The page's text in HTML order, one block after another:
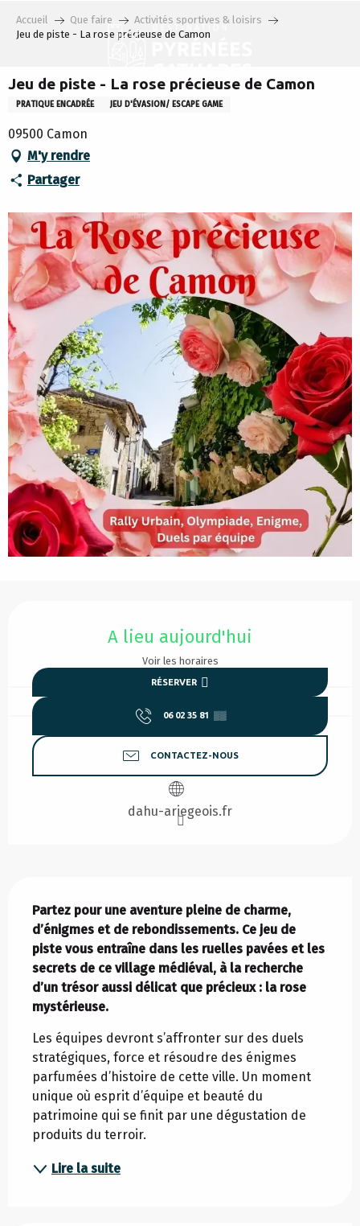
Accueil Que faire
Activités sportives & loisirs
Jeu de piste - La rose précieuse de Camon
Jeu de piste - La rose précieuse de Camon
PRATIQUE ENCADRÉE JEU D'ÉVASION/ ESCAPE GAME
09500 Camon
M'y rendre
Partager
A lieu aujourd'hui
Voir les horaires
RÉSERVER
06 02 35 81 ▒▒
CONTACTEZ-NOUS
dahu-ariegeois.fr
Partez pour une aventure pleine de charme,
d’énigmes et de rebondissements. Ce jeu de
piste vous entraîne dans les ruelles pavées et les
secrets de ce village médiéval, à la recherche
d’un trésor aussi délicat que précieux : la rose
mystérieuse.
Les équipes devront s’affronter sur des duels
stratégiques, force et résoudre des énigmes
parfumées d’histoire de cette ville. Un moment
unique où esprit d’équipe et beauté du
patrimoine qui se finit par une dégustation de
produits du terroir.
Lire la suite